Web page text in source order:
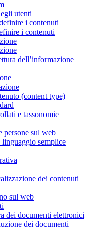
utenti
i contenuti
i contenuti
dell’informazione
(content type)
e tassonomie
persone sul web
semplice
dei contenuti
sul web
dei documenti elettronici
dei documenti